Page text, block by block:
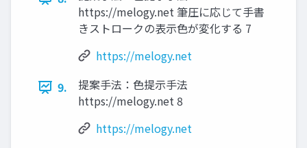
https://melogy.net 筆圧に応じて手書
きストロークの表示色が変化する 7
https://melogy.net
9.
提案手法：色提示手法
https://melogy.net 8
https://melogy.net